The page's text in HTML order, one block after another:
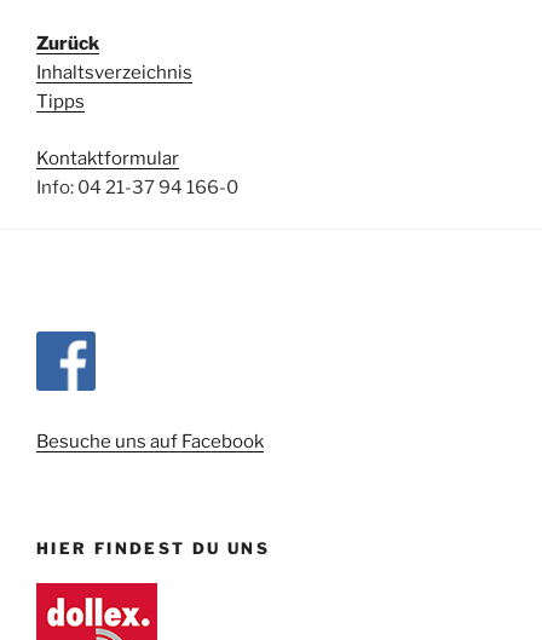
Zurück
Inhaltsverzeichnis
Tipps
Kontaktformular
Info: 04 21-37 94 166-0
Besuche uns auf Facebook
HIER FINDEST DU UNS